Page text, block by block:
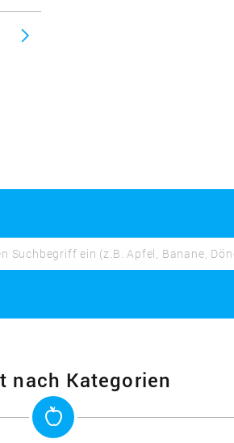
nach Kategorien